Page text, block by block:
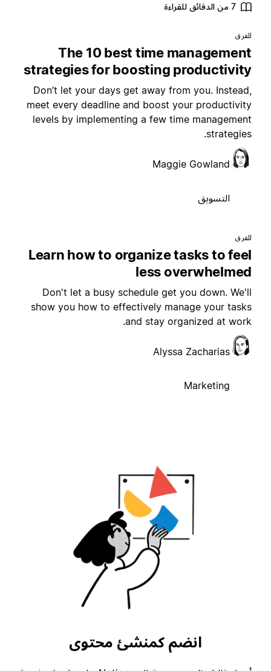
The 10 best time
strategies for boosting
Don’t let your days get away from you.
meet every deadline and boost your
levels by implementing a few time
Maggie Gowland
التسويق
Learn how to organize tasks to
less
Don't let a busy schedule get you down.
show you how to effectively manage your
and stay organized at
Alyssa Zacharias
Marketing
انضم كمنشئ محتوى